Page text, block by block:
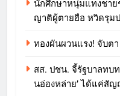
นักศึกษาหนุ่มแทงชาย
ญาติผู้ตายฮือ หวิดรุม
ทองผันผวนแรง! จับต
สส. ปชน. จี้รัฐบาลทบ
นอ่องหล่าย’ ได้แค่สัญ